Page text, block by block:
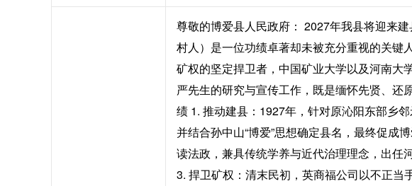
尊敬的博爱县人民政府： 2027年我县将迎来
村人）是一位功绩卓著却未被充分重视的关键
矿权的坚定捍卫者，中国矿业大学以及河南大
严先生的研究与宣传工作，既是缅怀先贤、还
绩 1. 推动建县：1927年，针对原沁阳东部乡
并结合孙中山“博爱”思想确定县名，最终促成
读法政，兼具传统学养与近代治理理念，出任
3. 捍卫矿权：清末民初，英商福公司以不正